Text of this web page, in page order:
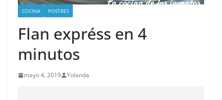
COCINA POSTRES
Flan expréss en 4
minutos
mayo 4, 2019 Yolanda